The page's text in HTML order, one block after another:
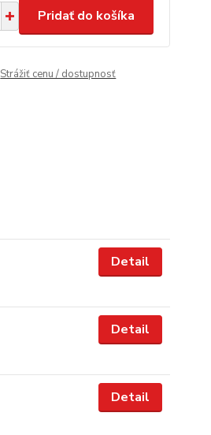
Pridať do košíka
Strážiť cenu / dostupnosť
Detail
Detail
Detail